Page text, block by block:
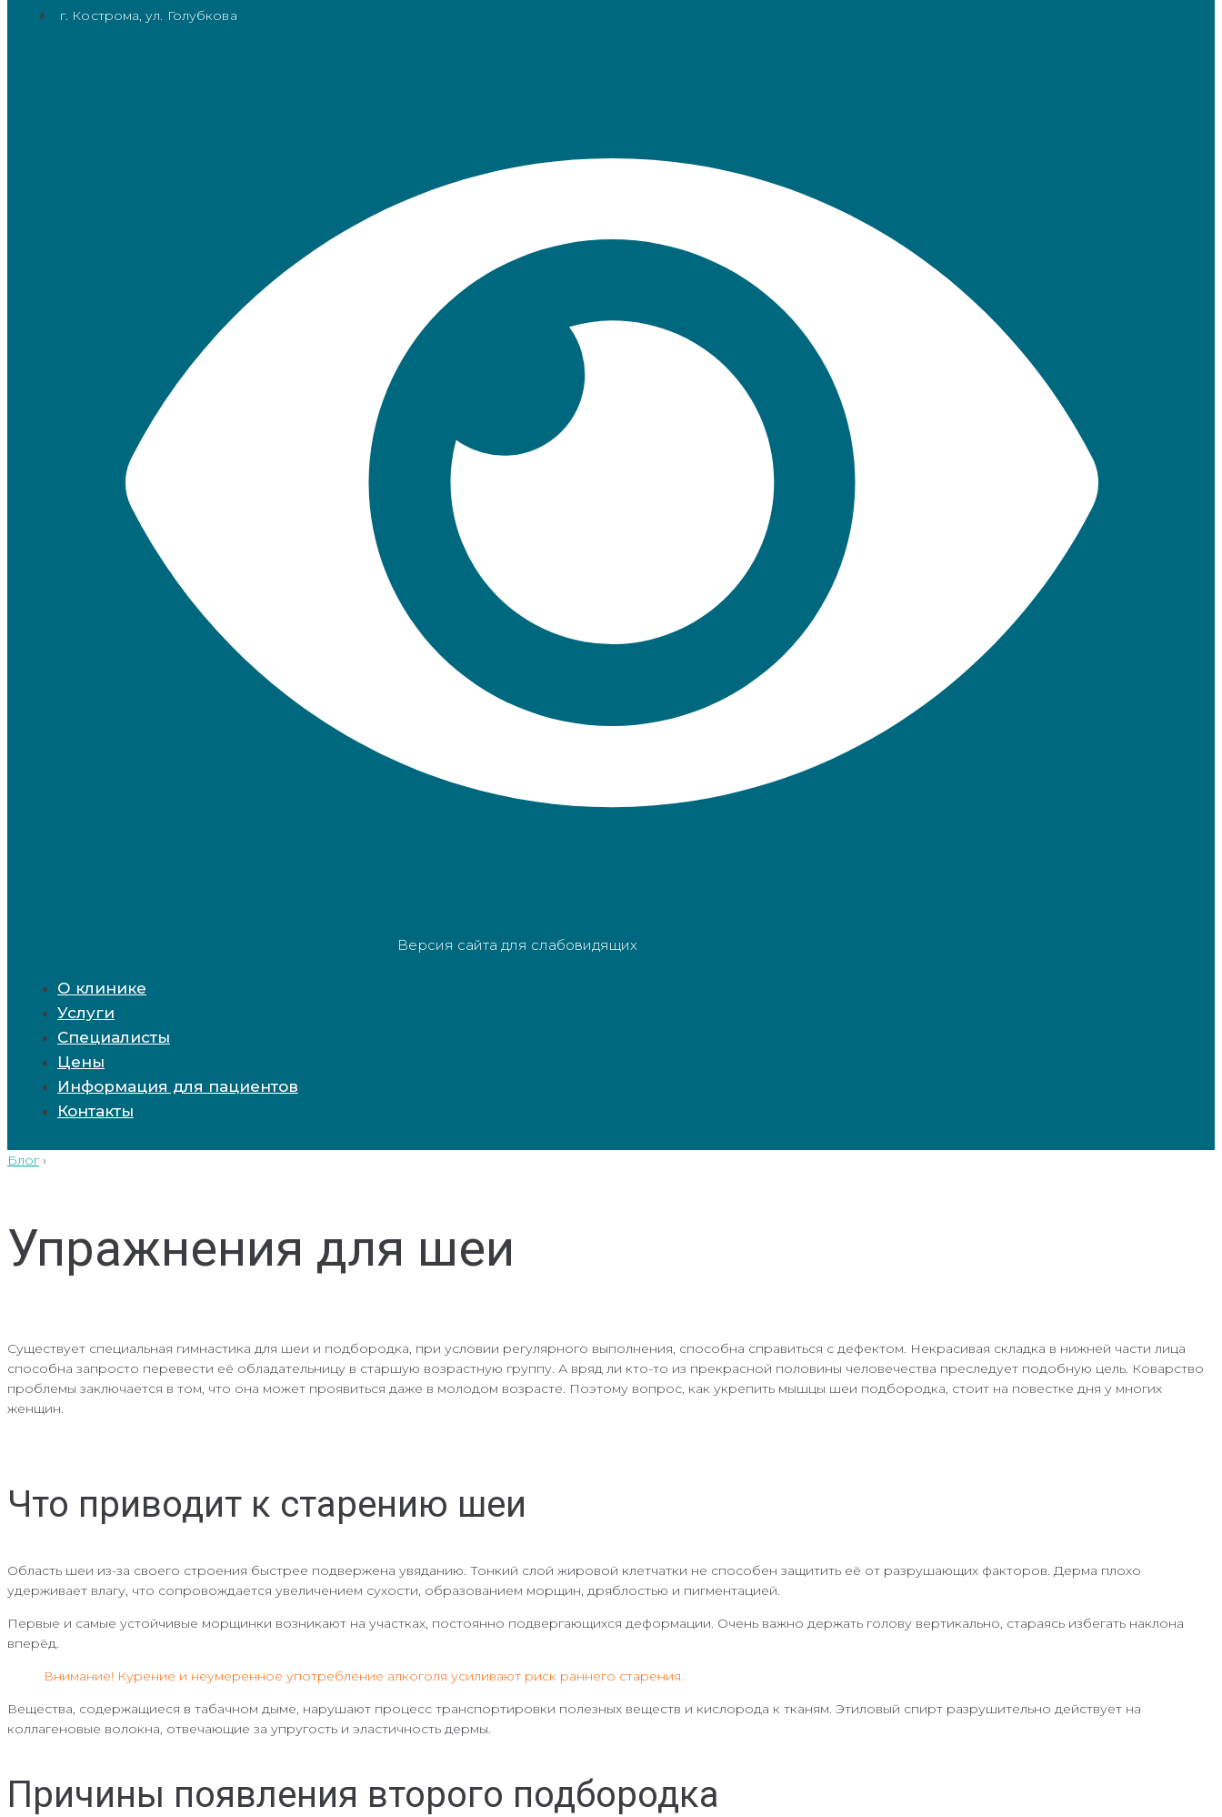
г. Кострома, ул. Голубкова
Версия сайта для слабовидящих
О клинике
Услуги
Специалисты
Цены
Информация для пациентов
Контакты
Блог ›
Упражнения для шеи
Существует специальная гимнастика для шеи и подбородка, при условии регулярного выполнения, способна справиться с дефектом. Некрасивая складка в нижней части лица
способна запросто перевести её обладательницу в старшую возрастную группу. А вряд ли кто-то из прекрасной половины человечества преследует подобную цель. Коварство
проблемы заключается в том, что она может проявиться даже в молодом возрасте. Поэтому вопрос, как укрепить мышцы шеи подбородка, стоит на повестке дня у многих
женщин.
Что приводит к старению шеи
Область шеи из-за своего строения быстрее подвержена увяданию. Тонкий слой жировой клетчатки не способен защитить её от разрушающих факторов. Дерма плохо
удерживает влагу, что сопровождается увеличением сухости, образованием морщин, дряблостью и пигментацией.
Первые и самые устойчивые морщинки возникают на участках, постоянно подвергающихся деформации. Очень важно держать голову вертикально, стараясь избегать наклона
вперёд.
Внимание! Курение и неумеренное употребление алкоголя усиливают риск раннего старения.
Вещества, содержащиеся в табачном дыме, нарушают процесс транспортировки полезных веществ и кислорода к тканям. Этиловый спирт разрушительно действует на
коллагеновые волокна, отвечающие за упругость и эластичность дермы.
Причины появления второго подбородка